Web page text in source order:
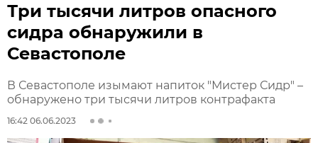
Три тысячи литров опасного
сидра обнаружили в
Севастополе
В Севастополе изымают напиток "Мистер Сидр" –
обнаружено три тысячи литров контрафакта
16:42 06.06.2023